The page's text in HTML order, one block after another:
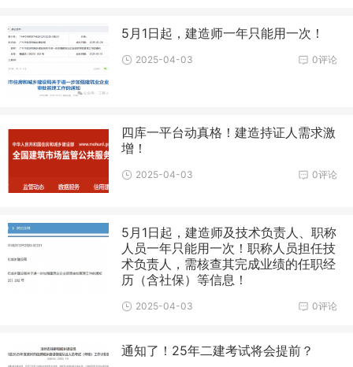
5月1日起，建造师一年只能用一次！
0评论
2025-04-03
四库一平台动真格！建造持证人需求激
增！
0评论
2025-04-03
5月1日起，建造师及技术负责人、职称
人员一年只能用一次！职称人员担任技
术负责人，需核查其完成业绩的任职经
历（含社保）等信息！
0评论
2025-04-03
通知了！25年二建考试将会提前？